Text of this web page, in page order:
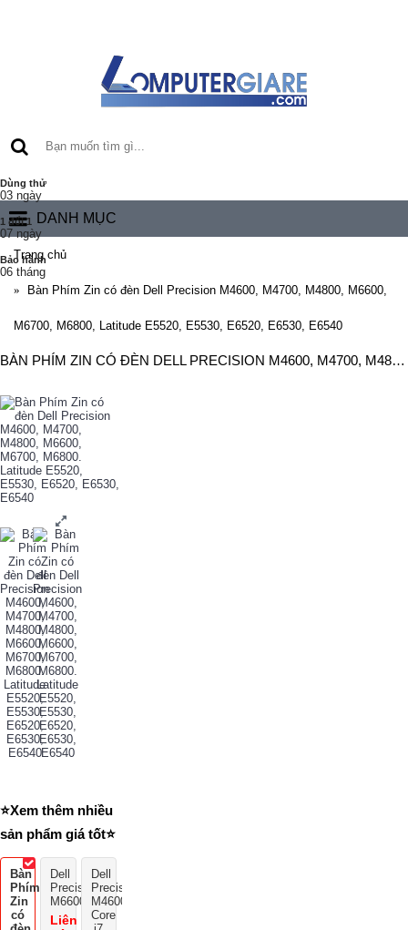
Dùng thử
03 ngày
1 đổi 1
07 ngày
Bảo hành
06 tháng
DANH MỤC
Trang chủ
Bàn Phím Zin có đèn Dell Precision M4600, M4700, M4800, M6600,
M6700, M6800, Latitude E5520, E5530, E6520, E6530, E6540
BÀN PHÍM ZIN CÓ ĐÈN DELL PRECISION M4600, M4700, M4800, M6600, M6700, M6800. LATITUDE E5520, E5530, E6520, E6530, E6540
⭐Xem thêm nhiều
sản phẩm giá tốt⭐
Bàn
Phím
Zin
có
Dell
Precision
M6600
Liên
Dell
Precision
M4600
Core